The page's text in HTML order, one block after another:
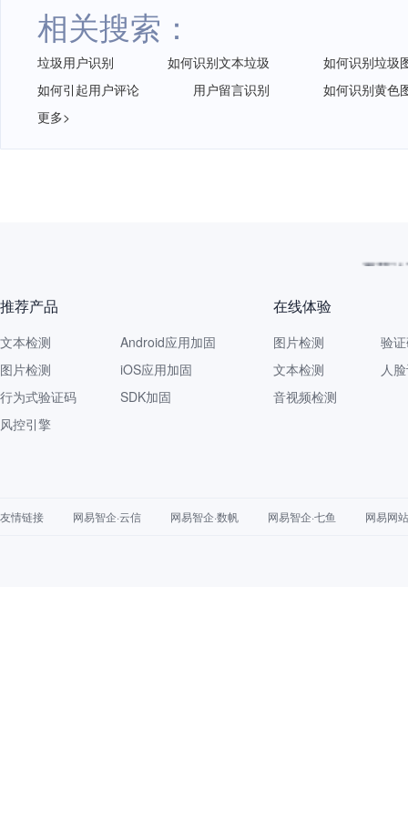
相关搜索：
垃圾用户识别 如何识别文本垃圾
如何识别垃圾
如何引起用户评论
用户留言识别
如何识别黄色
更多>
推荐产品
文本检测
图片检测
行为式验证码
风控引擎
Android应用加固
iOS应用加固
SDK加固
在线体验
图片检测
文本检测
音视频检测
验
人
友情链接 网易智企·云信 网易智企·数帆 网易智企·七鱼 网易网